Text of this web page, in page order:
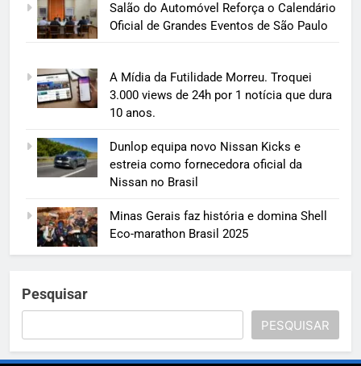
Salão do Automóvel Reforça o Calendário
Oficial de Grandes Eventos de São Paulo
A Mídia da Futilidade Morreu. Troquei
3.000 views de 24h por 1 notícia que dura
10 anos.
Dunlop equipa novo Nissan Kicks e
estreia como fornecedora oficial da
Nissan no Brasil
Minas Gerais faz história e domina Shell
Eco-marathon Brasil 2025
Pesquisar
PESQUISAR